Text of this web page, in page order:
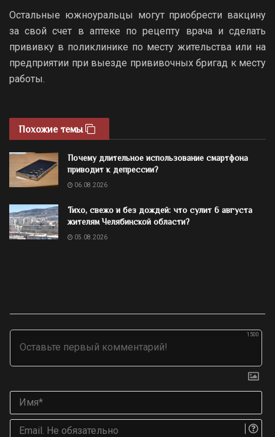
Остальные южноуральцы могут приобрести вакцину
за свой счет в аптеке по рецепту врача и сделать
прививку в поликлинике по месту жительства или на
предприятии при выезде прививочных бригад к месту
работы.
Похожие темы
Почему длительное использование смартфона
приводит к депрессии?
06.08.2026
Тихо, свежо и без дождей: что сулит 6 августа
жителям Челябинской области?
05.08.2026
1500